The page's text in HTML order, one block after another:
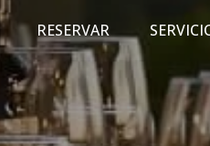
RESERVAR